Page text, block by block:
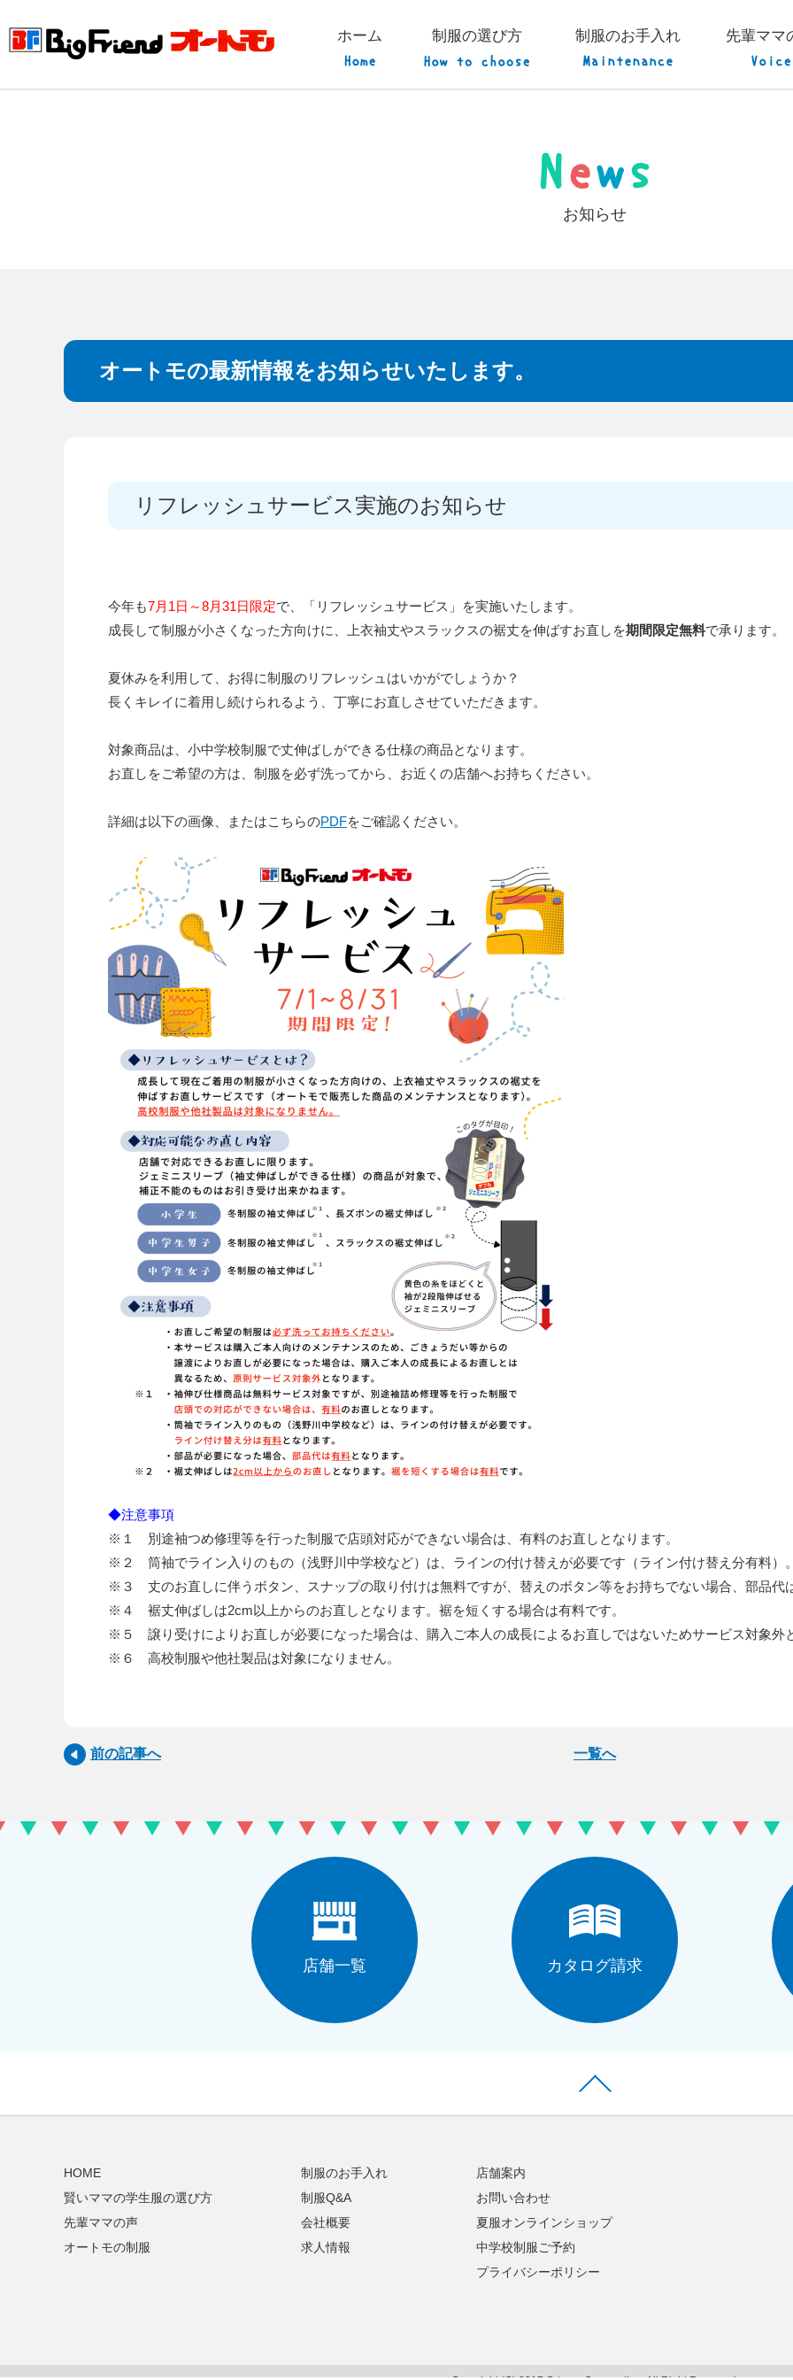
ホーム 制服の選び方 制服のお手入れ 先輩ママ
お知らせ
オートモの最新情報をお知らせいたします。
リフレッシュサービス実施のお知らせ
今年も7月1日～8月31日限定で、「リフレッシュサービス」を実施いたします。
成長して制服が小さくなった方向けに、上衣袖丈やスラックスの裾丈を伸ばすお直しを期間限定無料で承ります。
夏休みを利用して、お得に制服のリフレッシュはいかがでしょうか？
長くキレイに着用し続けられるよう、丁寧にお直しさせていただきます。
対象商品は、小中学校制服で丈伸ばしができる仕様の商品となります。
お直しをご希望の方は、制服を必ず洗ってから、お近くの店舗へお持ちください。
詳細は以下の画像、またはこちらのPDFをご確認ください。
◆注意事項
※１ 別途袖つめ修理等を行った制服で店頭対応ができない場合は、有料のお直しとなります。
※２ 筒袖でライン入りのもの（浅野川中学校など）は、ラインの付け替えが必要です（ライン付け替え分有料）。
※３ 丈のお直しに伴うボタン、スナップの取り付けは無料ですが、替えのボタン等をお持ちでない場合、部品代
※４ 裾丈伸ばしは2cm以上からのお直しとなります。裾を短くする場合は有料です。
※５ 譲り受けによりお直しが必要になった場合は、購入ご本人の成長によるお直しではないためサービス対象外
※６ 高校制服や他社製品は対象になりません。
前の記事へ 一覧へ
店舗一覧 カタログ請求
HOME
賢いママの学生服の選び方
先輩ママの声
オートモの制服
制服のお手入れ
制服Q&A
会社概要
求人情報
店舗案内
お問い合わせ
夏服オンラインショップ
中学校制服ご予約
プライバシーポリシー